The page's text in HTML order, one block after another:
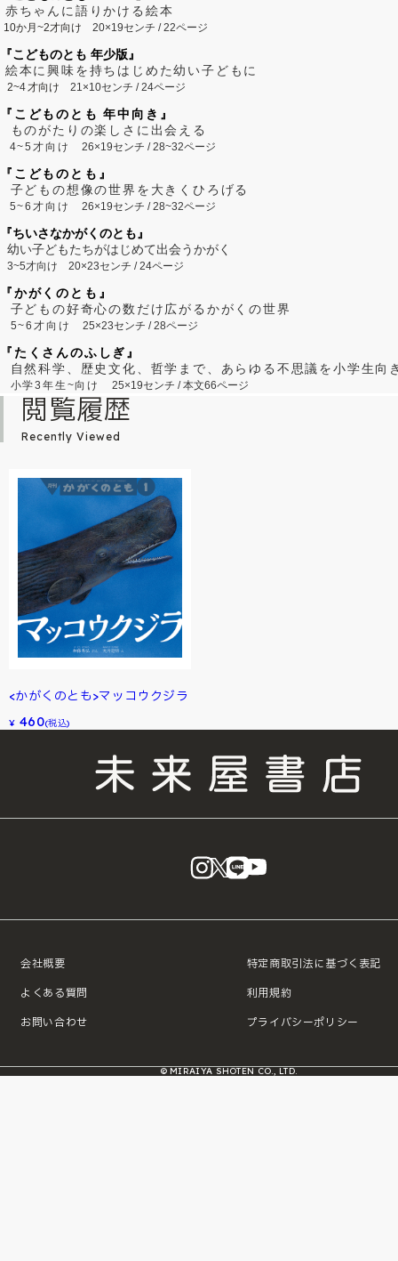
赤ちゃんに語りかける絵本
10か月~2才向け 20×19センチ / 22ページ
『こどものとも 年少版』
絵本に興味を持ちはじめた幼い子どもに
2~4才向け 21×10センチ / 24ページ
『こどものとも 年中向き』
ものがたりの楽しさに出会える
4~5才向け26×19センチ / 28~32ページ
『こどものとも』
子どもの想像の世界を大きくひろげる
5~6才向け26×19センチ / 28~32ページ
『ちいさなかがくのとも』
幼い子どもたちがはじめて出会うかがく
3~5才向け 20×23センチ / 24ページ
『かがくのとも』
子どもの好奇心の数だけ広がるかがくの世界
5~6才向け25×23センチ / 28ページ
『たくさんのふしぎ』
自然科学、歴史文化、哲学まで、あらゆる不思議を小学生向
小学3年生~向け 25×19センチ / 本文66ページ
閲覧履歴
Recently Viewed
<かがくのとも>マッコウクジラ
¥ 460(税込)
instagram
X LINE
会社概要
よくある質問
お問い合わせ
特定商取引法に基づく表記
利用規約
プライバシーポリシー
© MIRAIYA SHOTEN CO., LTD.